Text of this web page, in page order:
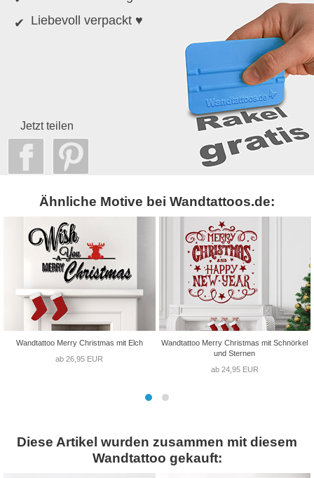
Liebevoll verpackt ♥
Jetzt teilen
Ähnliche Motive bei Wandtattoos.de:
Wandtattoo Merry Christmas mit Elch
ab 26,95 EUR
Wandtattoo Merry Christmas mit Schnörkel
und Sternen
ab 24,95 EUR
Diese Artikel wurden zusammen mit diesem
Wandtattoo gekauft: